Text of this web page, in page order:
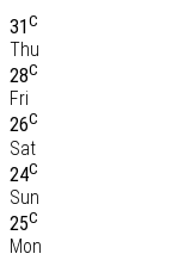
31C
Thu
28C
Fri
26C
Sat
24C
Sun
25C
Mon